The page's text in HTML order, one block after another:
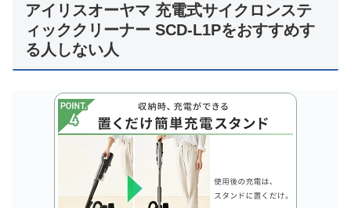
アイリスオーヤマ 充電式サイクロンステ
ィッククリーナー SCD-L1Pをおすすめす
る人しない人